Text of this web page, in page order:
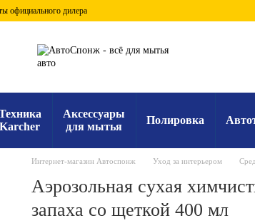
официального дилера
Karcher
Аксессуары
для мытья
Полировка
Интернет-магазин Автоспонж Уход за интерьером
Аэрозольная сухая
запаха со щеткой 400 мл